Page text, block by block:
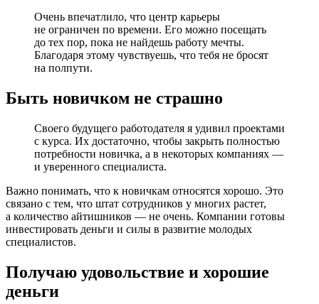
Очень впечатлило, что центр карьеры
не ограничен по времени. Его можно посещать
до тех пор, пока не найдешь работу мечты.
Благодаря этому чувствуешь, что тебя не бросят
на полпути.
Быть новичком не страшно
Своего будущего работодателя я удивил проектами
с курса. Их достаточно, чтобы закрыть полностью
потребности новичка, а в некоторых компаниях —
и уверенного специалиста.
Важно понимать, что к новичкам относятся хорошо. Это
связано с тем, что штат сотрудников у многих растет,
а количество айтишников — не очень. Компании готовы
инвестировать деньги и силы в развитие молодых
специалистов.
Получаю удовольствие и хорошие
деньги